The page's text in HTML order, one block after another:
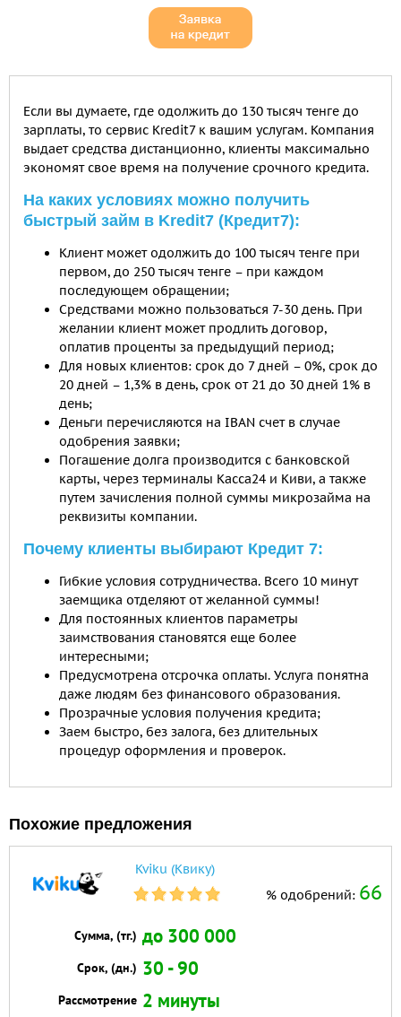
Если вы думаете, где одолжить до 130 тысяч тенге до
зарплаты, то сервис Kredit7 к вашим услугам. Компания
выдает средства дистанционно, клиенты максимально
экономят свое время на получение срочного кредита.
На каких условиях можно получить
быстрый займ в Kredit7 (Кредит7):
Клиент может одолжить до 100 тысяч тенге при
первом, до 250 тысяч тенге – при каждом
последующем обращении;
Средствами можно пользоваться 7-30 день. При
желании клиент может продлить договор,
оплатив проценты за предыдущий период;
Для новых клиентов: срок до 7 дней – 0%, срок до
20 дней – 1,3% в день, срок от 21 до 30 дней 1% в
день;
Деньги перечисляются на IBAN счет в случае
одобрения заявки;
Погашение долга производится с банковской
карты, через терминалы Касса24 и Киви, а также
путем зачисления полной суммы микрозайма на
реквизиты компании.
Почему клиенты выбирают Кредит 7:
Гибкие условия сотрудничества. Всего 10 минут
заемщика отделяют от желанной суммы!
Для постоянных клиентов параметры
заимствования становятся еще более
интересными;
Предусмотрена отсрочка оплаты. Услуга понятна
даже людям без финансового образования.
Прозрачные условия получения кредита;
Заем быстро, без залога, без длительных
процедур оформления и проверок.
Похожие предложения
Kviku (Квику)
% одобрений: 66
Сумма, (тг.) до 300 000
Срок, (дн.) 30 - 90
Рассмотрение 2 минуты